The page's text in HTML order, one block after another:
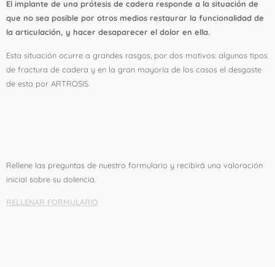
El implante de una prótesis de cadera responde a la situación de
que no sea posible por otros medios restaurar la funcionalidad de
la articulación, y hacer desaparecer el dolor en ella.
Esta situación ocurre a grandes rasgos, por dos motivos: algunos tipos
de fractura de cadera y en la gran mayoría de los casos el desgaste
de esta por ARTROSIS.
Rellene las preguntas de nuestro formulario y recibirá una valoración
inicial sobre su dolencia.
RELLENAR FORMULARIO